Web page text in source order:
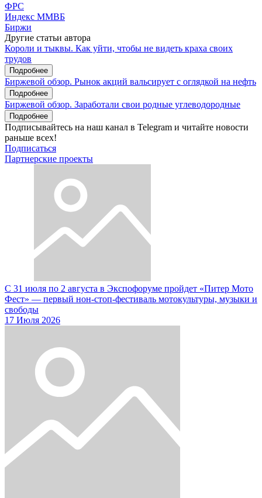
ФРС
Индекс ММВБ
Биржи
Другие статьи автора
Короли и тыквы. Как уйти, чтобы не видеть краха своих
трудов
Подробнее
Биржевой обзор. Рынок акций вальсирует с оглядкой на нефть
Подробнее
Биржевой обзор. Заработали свои родные углеводородные
Подробнее
Подписывайтесь на наш канал в Telegram и читайте новости
раньше всех!
Подписаться
Партнерские проекты
С 31 июля по 2 августа в Экспофоруме пройдет «Питер Мото
Фест» — первый нон-стоп-фестиваль мотокультуры, музыки и
свободы
17 Июля 2026